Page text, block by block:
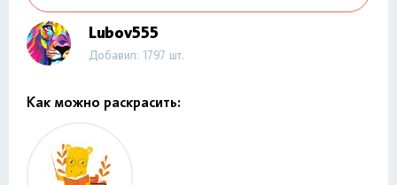
Lubov555
Добавил: 1797 шт.
Как можно раскрасить: